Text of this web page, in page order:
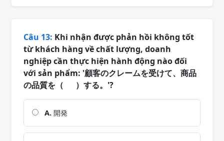
Câu 13: Khi nhận được phản hồi không tốt
từ khách hàng về chất lượng, doanh
nghiệp cần thực hiện hành động nào đối
với sản phẩm: '顧客のクレームを受けて、商品
の品質を（ ）する。'?
A. 開発